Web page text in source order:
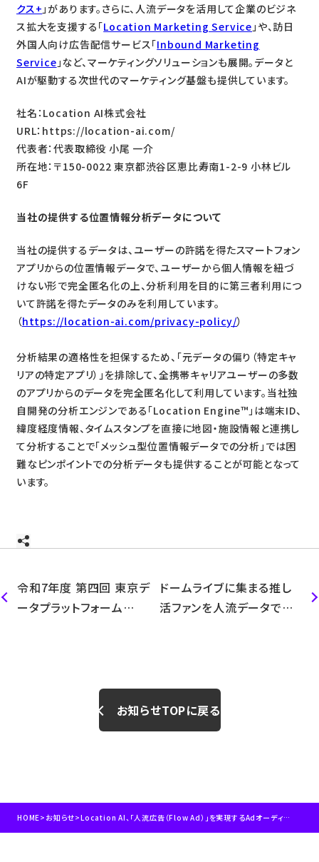
クス+ 」があります。さらに、人流データを活用して企業のビジネ
ス拡大を支援する「Location Marketing Service 」や、訪日
外国人向け広告配信サービス「Inbound Marketing
Service 」など、マーケティングソリューションも展開。データと
AIが駆動する次世代のマーケティング基盤も提供しています。
社名：Location AI株式会社
URL：https://location-ai.com/
代表者：代表取締役 小尾 一介
所在地：〒150-0022 東京都渋谷区恵比寿南1-2-9 小林ビル
6F
当社の提供する位置情報分析データについて
当社の提供するデータは、ユーザーの許諾を得たスマートフォン
アプリからの位置情報データで、ユーザーから個人情報を紐づ
けない形で完全匿名化の上、分析利用を目的に第三者利用につ
いて許諾を得たデータのみを利用しています。
（https://location-ai.com/privacy-policy/）
分析結果の適格性を担保するため、「元データの偏り（特定キャ
リアの特定アプリ）」を排除して、全携帯キャリアユーザーの多数
のアプリからのデータを完全匿名化して利用しています。当社独
自開発の分析エンジンである「Location Engine™」は端末ID、
緯度経度情報、タイムスタンプを直接に地図・施設情報と連携し
て分析することで「メッシュ型位置情報データでの分析」では困
難なピンポイントでの分析データも提供することが可能となって
います。
令和7年度 第四回 東京デ
ータプラットフォーム
ドームライブに集まる推し
活ファンを人流データで分
お知らせTOPに戻る
HOME> お知らせ> Location AI、「人流広告（Flow Ad）」を実現するAdオーディエンス生成機能を外部提供開始